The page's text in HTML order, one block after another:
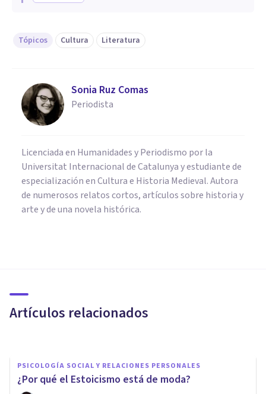
Tópicos Cultura Literatura
Sonia Ruz Comas
Periodista
Licenciada en Humanidades y Periodismo por la
Universitat Internacional de Catalunya y estudiante de
especialización en Cultura e Historia Medieval. Autora
de numerosos relatos cortos, artículos sobre historia y
arte y de una novela histórica.
Artículos relacionados
Sexuales en Hombres Jóvenes
PSICOLOGÍA SOCIAL Y RELACIONES PERSONALES
¿Por qué el Estoicismo está de moda?